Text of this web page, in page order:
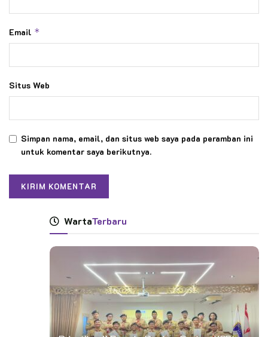
Email *
Situs Web
Simpan nama, email, dan situs web saya pada peramban ini
untuk komentar saya berikutnya.
WartaTerbaru